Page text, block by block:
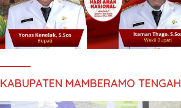
KABUPATEN MAMBERAMO TENGAH